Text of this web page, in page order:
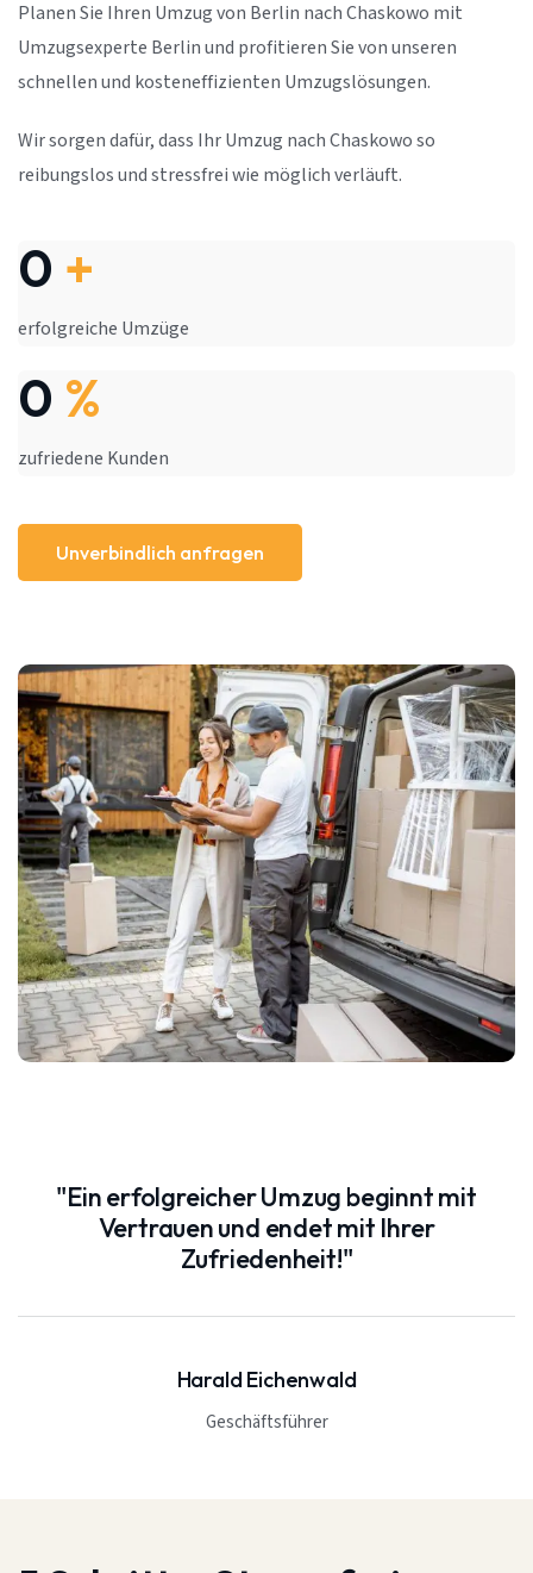
"Ein erfolgreicher Umzug beginnt mit
Vertrauen und endet mit Ihrer
Zufriedenheit!"
Harald Eichenwald
Geschäftsführer
Planen Sie Ihren Umzug von Berlin nach Chaskowo mit
Umzugsexperte Berlin und profitieren Sie von unseren
schnellen und kosteneffizienten Umzugslösungen.
Wir sorgen dafür, dass Ihr Umzug nach Chaskowo so
reibungslos und stressfrei wie möglich verläuft.
0 +
erfolgreiche Umzüge
0 %
zufriedene Kunden
Unverbindlich anfragen